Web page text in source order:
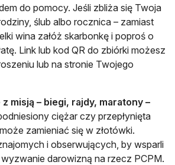
do pomocy. Jeśli zbliża się Twoja
ślub albo rocznica – zamiast
wina załóż skarbonkę i poproś o
Link lub kod QR do zbiórki możesz
lub na stronie Twojego
misją – biegi, rajdy, maratony –
ciężar czy przepłynięta
zamieniać się w złotówki.
i obserwujących, by wsparli
darowizną na rzecz PCPM.